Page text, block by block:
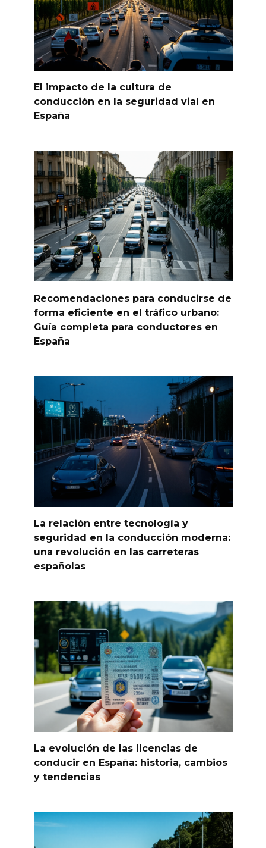
El impacto de la cultura de
conducción en la seguridad vial en
España
Recomendaciones para conducirse de
forma eficiente en el tráfico urbano:
Guía completa para conductores en
España
La relación entre tecnología y
seguridad en la conducción moderna:
una revolución en las carreteras
españolas
La evolución de las licencias de
conducir en España: historia, cambios
y tendencias